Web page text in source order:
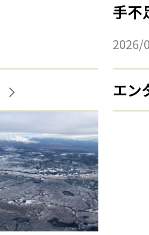
手不
2026/
エン